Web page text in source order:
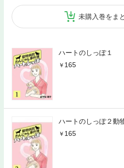
未購入巻をま
ハートのしっぽ１
165
ハートのしっぽ２動
165